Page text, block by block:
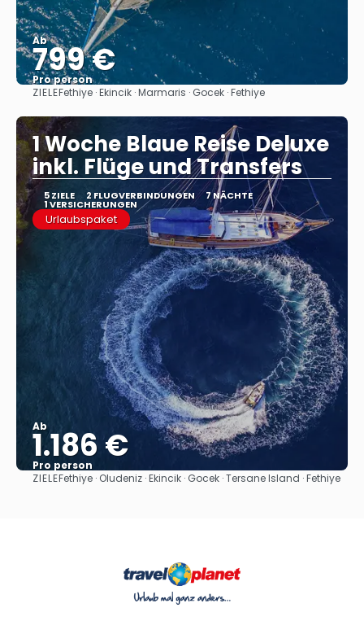
Ab
799 €
Pro person
Sehen
ZIELEFethiye · Ekincik · Marmaris · Gocek · Fethiye
1 Woche Blaue Reise Deluxe
inkl. Flüge und Transfers
5 ZIELE 2 FLUGVERBINDUNGEN 7 NÄCHTE
1 VERSICHERUNGEN
Urlaubspaket
Ab
1.186 €
Pro person
Sehen
ZIELEFethiye · Oludeniz · Ekincik · Gocek · Tersane Island · Fethiye